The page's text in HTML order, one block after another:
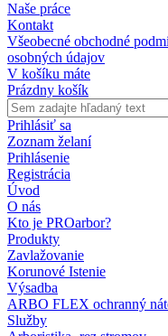
Naše práce
Kontakt
Všeobecné obchodné
osobných údajov
V košíku máte
Prázdny košík
Prihlásiť sa
Zoznam želaní
Prihlásenie
Registrácia
Úvod
O nás
Kto je PROarbor?
Produkty
Zavlažovanie
Korunové Istenie
Výsadba
ARBO FLEX ochranný
Služby